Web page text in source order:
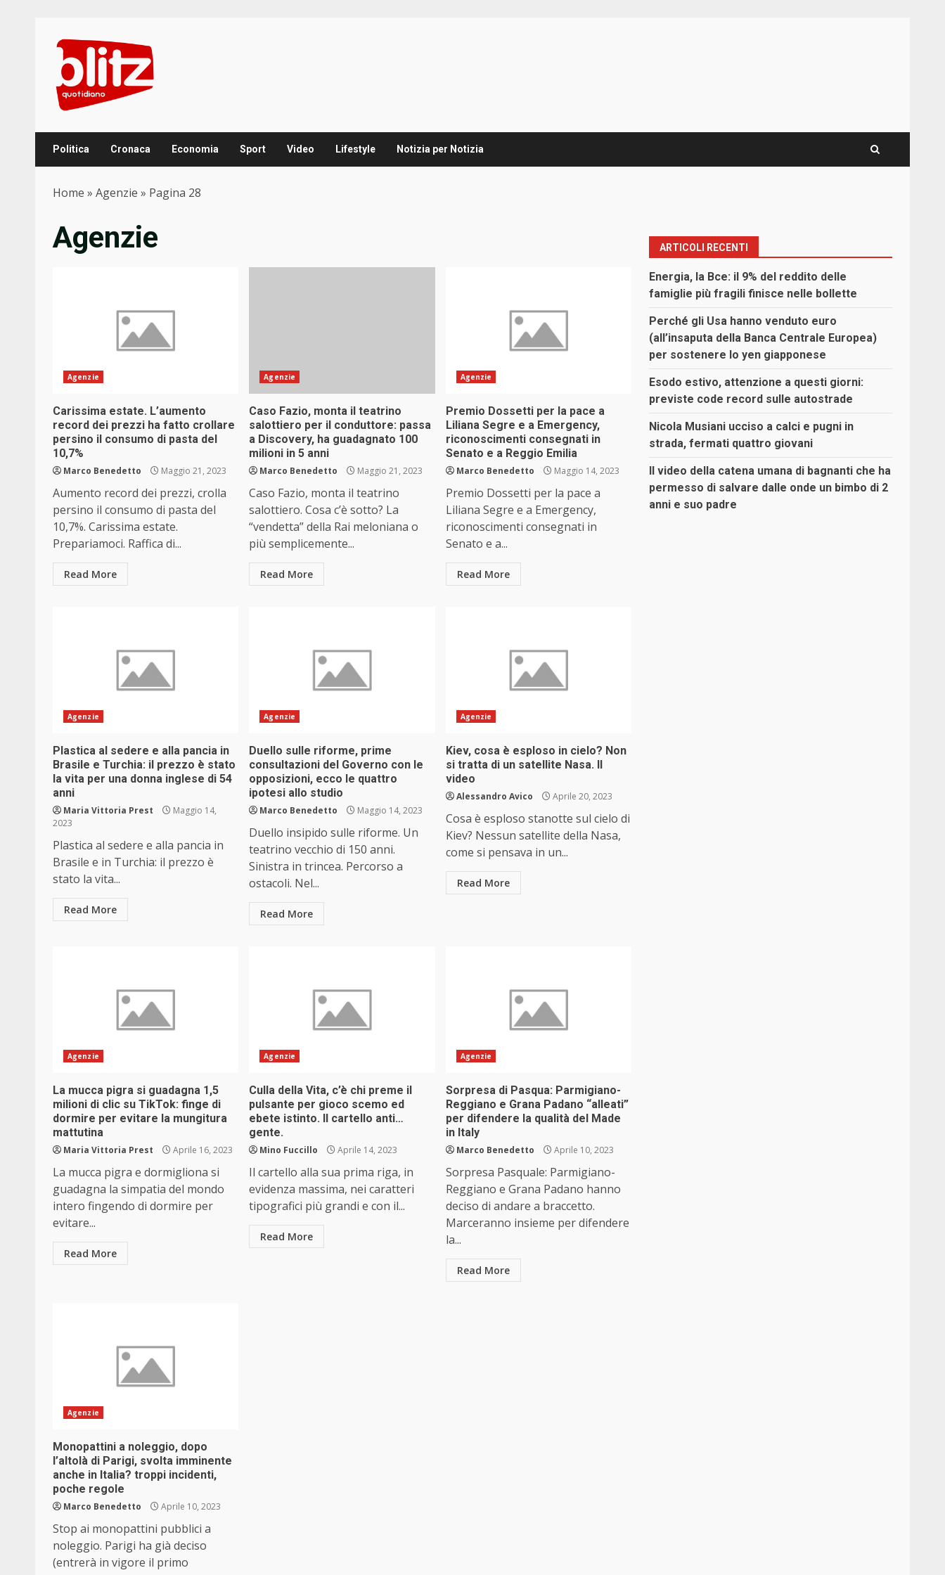
content
Politica Cronaca Economia Sport Video Lifestyle Notizia per Notizia
Home » Agenzie » Pagina 28
Agenzie
Agenzie
Carissima estate. L’aumento
record dei prezzi ha fatto crollare
persino il consumo di pasta del
10,7%
Marco Benedetto Maggio 21, 2023
Aumento record dei prezzi, crolla
persino il consumo di pasta del
10,7%. Carissima estate.
Prepariamoci. Raffica di...
Read More
Agenzie
Caso Fazio, monta il teatrino
salottiero per il conduttore: passa
a Discovery, ha guadagnato 100
milioni in 5 anni
Marco Benedetto Maggio 21, 2023
Caso Fazio, monta il teatrino
salottiero. Cosa c’è sotto? La
“vendetta” della Rai meloniana o
più semplicemente...
Read More
Agenzie
Premio Dossetti per la pace a
Liliana Segre e a Emergency,
riconoscimenti consegnati in
Senato e a Reggio Emilia
Marco Benedetto Maggio 14, 2023
Premio Dossetti per la pace a
Liliana Segre e a Emergency,
riconoscimenti consegnati in
Senato e a...
Read More
Agenzie
Plastica al sedere e alla pancia in
Brasile e Turchia: il prezzo è stato
la vita per una donna inglese di 54
anni
Maria Vittoria Prest
Maggio 14,
2023
Plastica al sedere e alla pancia in
Brasile e in Turchia: il prezzo è
stato la vita...
Read More
Agenzie
Duello sulle riforme, prime
consultazioni del Governo con le
opposizioni, ecco le quattro
ipotesi allo studio
Marco Benedetto Maggio 14, 2023
Duello insipido sulle riforme. Un
teatrino vecchio di 150 anni.
Sinistra in trincea. Percorso a
ostacoli. Nel...
Read More
Agenzie
Kiev, cosa è esploso in cielo? Non
si tratta di un satellite Nasa. Il
video
Alessandro Avico Aprile 20, 2023
Cosa è esploso stanotte sul cielo di
Kiev? Nessun satellite della Nasa,
come si pensava in un...
Read More
Agenzie
La mucca pigra si guadagna 1,5
milioni di clic su TikTok: finge di
dormire per evitare la mungitura
mattutina
Maria Vittoria Prest Aprile 16, 2023
La mucca pigra e dormigliona si
guadagna la simpatia del mondo
intero fingendo di dormire per
evitare...
Read More
Agenzie
Culla della Vita, c’è chi preme il
pulsante per gioco scemo ed
ebete istinto. Il cartello anti…
gente.
Mino Fuccillo Aprile 14, 2023
Il cartello alla sua prima riga, in
evidenza massima, nei caratteri
tipografici più grandi e con il...
Read More
Agenzie
Sorpresa di Pasqua: Parmigiano-
Reggiano e Grana Padano “alleati”
per difendere la qualità del Made
in Italy
Marco Benedetto Aprile 10, 2023
Sorpresa Pasquale: Parmigiano-
Reggiano e Grana Padano hanno
deciso di andare a braccetto.
Marceranno insieme per difendere
la...
Read More
Agenzie
Monopattini a noleggio, dopo
l’altolà di Parigi, svolta imminente
anche in Italia? troppi incidenti,
poche regole
Marco Benedetto Aprile 10, 2023
Stop ai monopattini pubblici a
noleggio. Parigi ha già deciso
(entrerà in vigore il primo
ARTICOLI RECENTI
Energia, la Bce: il 9% del reddito delle
famiglie più fragili finisce nelle bollette
Perché gli Usa hanno venduto euro
(all’insaputa della Banca Centrale Europea)
per sostenere lo yen giapponese
Esodo estivo, attenzione a questi giorni:
previste code record sulle autostrade
Nicola Musiani ucciso a calci e pugni in
strada, fermati quattro giovani
Il video della catena umana di bagnanti che ha
permesso di salvare dalle onde un bimbo di 2
anni e suo padre